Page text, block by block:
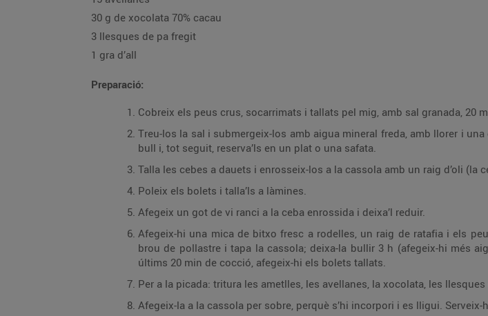
30 g de xocolata 70% cacau
3 llesques de pa fregit
1 gra d’all
Preparació:
Cobreix els peus crus, socarrimats i tallats pel mig, amb sal granada, 20
Treu-los la sal i submergeix-los amb aigua mineral freda, amb llorer i
bull i, tot seguit, reserva’ls en un plat o una safata.
Talla les cebes a dauets i enrosseix-los a la cassola amb un raig d’oli (la
Poleix els bolets i talla’ls a làmines.
Afegeix un got de vi ranci a la ceba enrossida i deixa’l reduir.
Afegeix-hi una mica de bitxo fresc a rodelles, un raig de ratafia i els
brou de pollastre i tapa la cassola; deixa-la bullir 3 h (afegeix-hi més
últims 20 min de cocció, afegeix-hi els bolets tallats.
Per a la picada: tritura les ametlles, les avellanes, la xocolata, les
Afegeix-la a la cassola per sobre, perquè s’hi incorpori i es lligui.